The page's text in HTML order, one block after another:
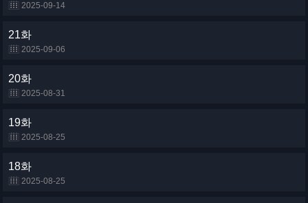
2025-09-14
21화
2025-09-06
20화
2025-08-31
19화
2025-08-25
18화
2025-08-25